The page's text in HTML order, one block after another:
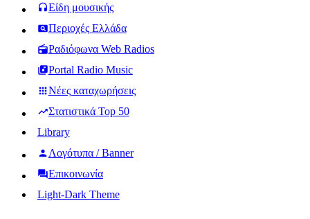
Είδη μουσικής
Περιοχές Ελλάδα
Ραδιόφωνα Web Radios
Portal Radio Music
Νέες καταχωρήσεις
Στατιστικά Top 50
Library
Λογότυπα / Banner
Επικοινωνία
Light-Dark Theme